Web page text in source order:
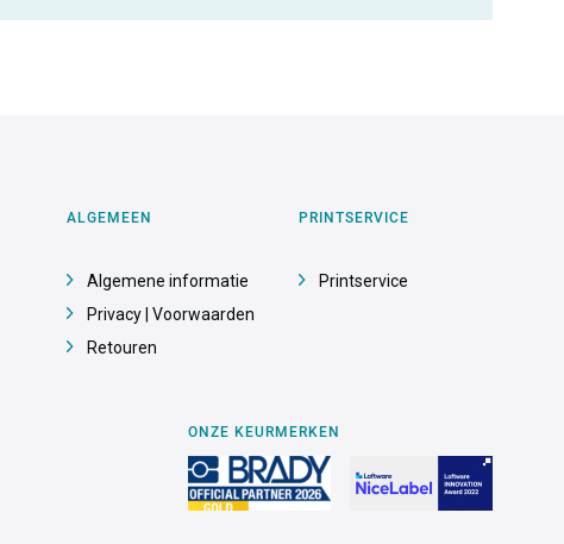
ALGEMEEN
Algemene informatie
Privacy | Voorwaarden
Retouren
PRINTSERVICE
Printservice
ONZE KEURMERKEN